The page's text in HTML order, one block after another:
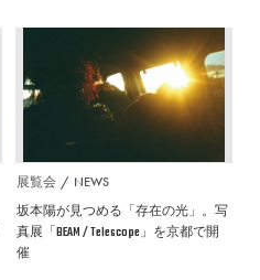
展覧会 NEWS
坂本陽が見つめる「存在の光」。写
真展「BEAM / Telescope」を京都で開
催